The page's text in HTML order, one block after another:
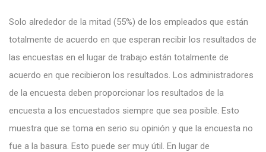
Solo alrededor de la mitad (55%) de los empleados que están
totalmente de acuerdo en que esperan recibir los resultados de
las encuestas en el lugar de trabajo están totalmente de
acuerdo en que recibieron los resultados. Los administradores
de la encuesta deben proporcionar los resultados de la
encuesta a los encuestados siempre que sea posible. Esto
muestra que se toma en serio su opinión y que la encuesta no
fue a la basura. Esto puede ser muy útil. En lugar de